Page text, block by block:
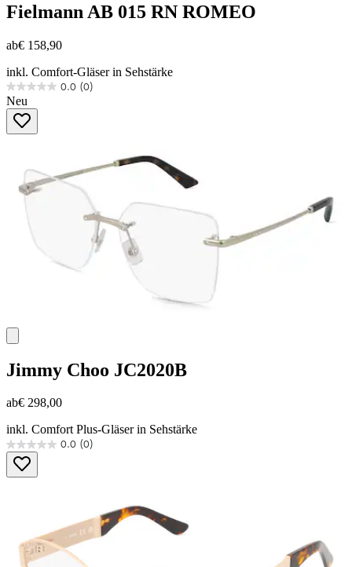
Fielmann AB 015 RN ROMEO
ab€ 158,90
inkl. Comfort-Gläser in Sehstärke
0.0 (0)
0.0
von
Sternen.
Neu
Jimmy Choo JC2020B
ab€ 298,00
inkl. Comfort Plus-Gläser in Sehstärke
0.0 (0)
0.0
von
5